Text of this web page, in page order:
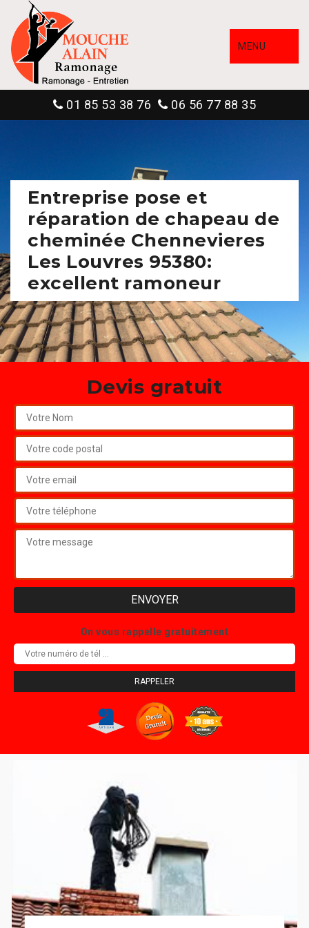
MENU
01 85 53 38 76 06 56 77 88 35
Entreprise pose et
réparation de chapeau de
cheminée Chennevieres
Les Louvres 95380:
excellent ramoneur
Devis gratuit
On vous rappelle gratuitement